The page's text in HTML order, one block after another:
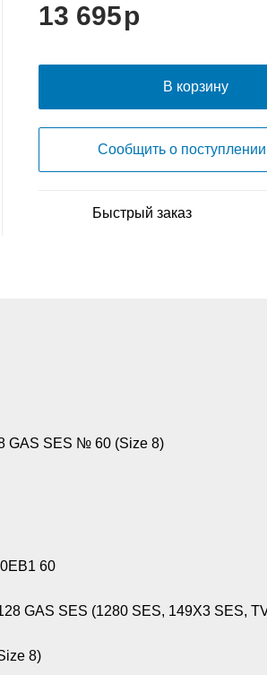
13 695
В корзину
Сообщить о поступлении
Быстрый заказ
GAS SES № 60 (Size 8)
60
GAS SES (1280 SES, 149X3 SES,
8)